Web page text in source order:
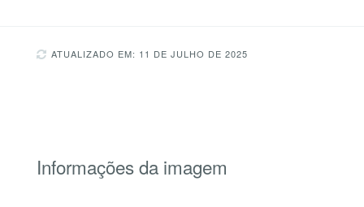
ATUALIZADO EM: 11 DE JULHO DE 2025
Informações da imagem